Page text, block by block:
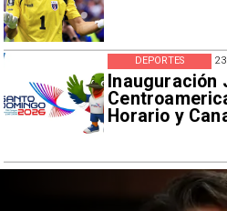
Inauguración
Horario y
DEPORTES